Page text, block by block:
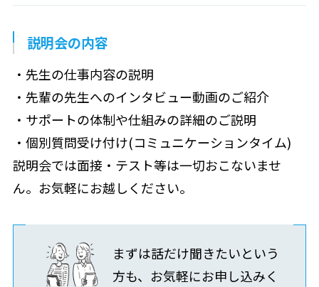
説明会の内容
・先生の仕事内容の説明
・先輩の先生へのインタビュー動画のご紹介
・サポートの体制や仕組みの詳細のご説明
・個別質問受け付け(コミュニケーションタイム)
説明会では面接・テスト等は一切おこないませ
ん。お気軽にお越しください。
まずは話だけ聞きたいという
方も、お気軽にお申し込みく